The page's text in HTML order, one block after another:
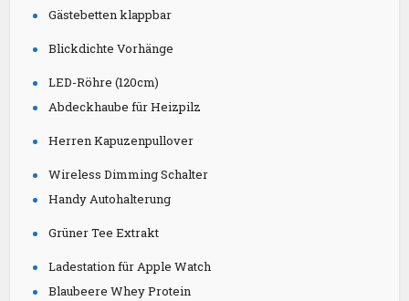
Gästebetten klappbar
Blickdichte Vorhänge
LED-Röhre (120cm)
Abdeckhaube für Heizpilz
Herren Kapuzenpullover
Wireless Dimming Schalter
Handy Autohalterung
Grüner Tee Extrakt
Ladestation für Apple Watch
Blaubeere Whey Protein